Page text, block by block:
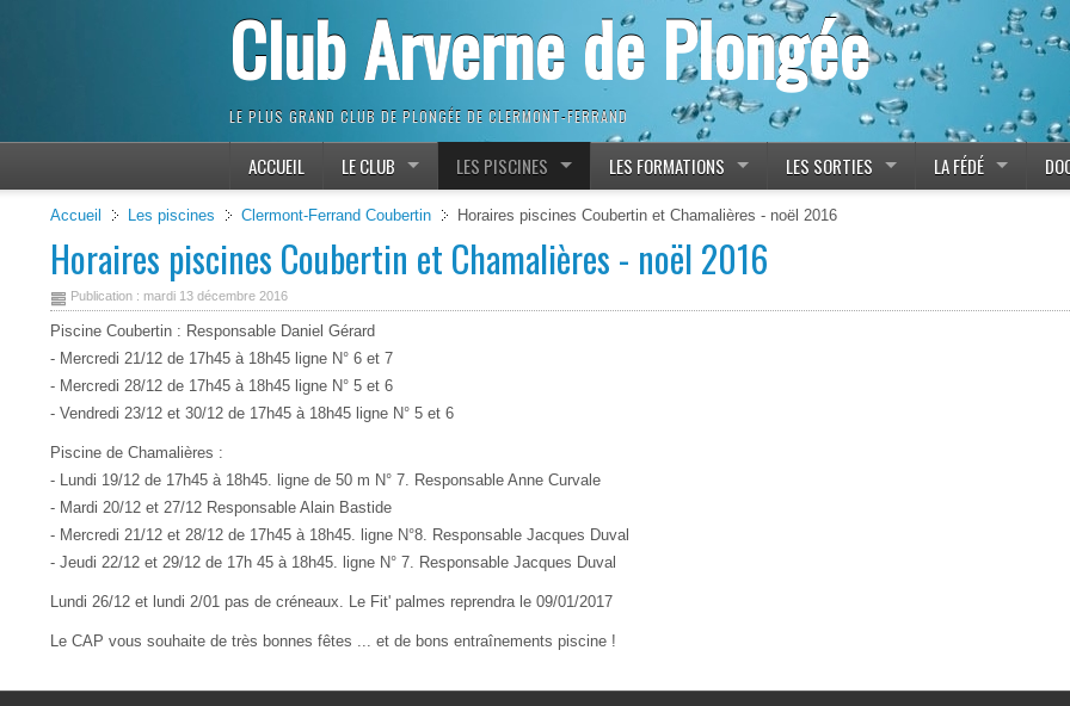
Club Arverne de Plongée
LE PLUS GRAND CLUB DE PLONGÉE DE CLERMONT-FERRAND
ACCUEIL LE CLUB LES PISCINES LES FORMATIONS LES SORTIES LA FÉDÉ
Accueil Les piscines Clermont-Ferrand Coubertin Horaires piscines Coubertin et Chamalières - noël 2016
Horaires piscines Coubertin et Chamalières - noël 2016
Publication : mardi 13 décembre 2016
Piscine Coubertin : Responsable Daniel Gérard
- Mercredi 21/12 de 17h45 à 18h45 ligne N° 6 et 7
- Mercredi 28/12 de 17h45 à 18h45 ligne N° 5 et 6
- Vendredi 23/12 et 30/12 de 17h45 à 18h45 ligne N° 5 et 6
Piscine de Chamalières :
- Lundi 19/12 de 17h45 à 18h45. ligne de 50 m N° 7. Responsable Anne Curvale
- Mardi 20/12 et 27/12 Responsable Alain Bastide
- Mercredi 21/12 et 28/12 de 17h45 à 18h45. ligne N°8. Responsable Jacques Duval
- Jeudi 22/12 et 29/12 de 17h 45 à 18h45. ligne N° 7. Responsable Jacques Duval
Lundi 26/12 et lundi 2/01 pas de créneaux. Le Fit' palmes reprendra le 09/01/2017
Le CAP vous souhaite de très bonnes fêtes ... et de bons entraînements piscine !